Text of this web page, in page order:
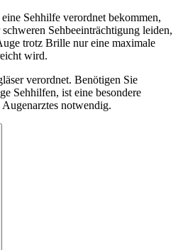
Sehhilfe verordnet bekommen,
Sehbeeinträchtigung leiden,
trotz Brille nur eine maximale
wird.
verordnet. Benötigen Sie
Sehhilfen, ist eine besondere
notwendig.